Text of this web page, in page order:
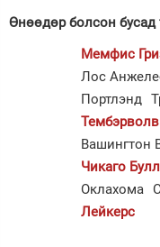
Өнөөдөр болсон бусад
Мемфис
Лос
Портлэнд
Вашингтон
Чикаго
Оклахома
Лейкерс